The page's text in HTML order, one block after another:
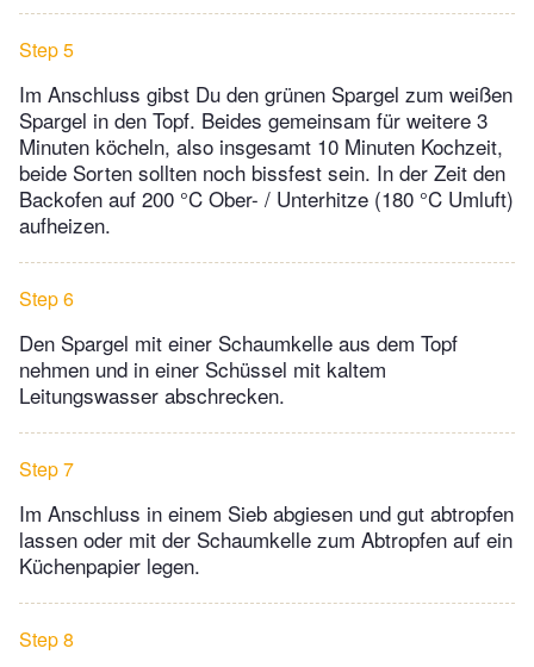
Step 5
Im Anschluss gibst Du den grünen Spargel zum weißen
Spargel in den Topf. Beides gemeinsam für weitere 3
Minuten köcheln, also insgesamt 10 Minuten Kochzeit,
beide Sorten sollten noch bissfest sein. In der Zeit den
Backofen auf 200 °C Ober- / Unterhitze (180 °C Umluft)
aufheizen.
Step 6
Den Spargel mit einer Schaumkelle aus dem Topf
nehmen und in einer Schüssel mit kaltem
Leitungswasser abschrecken.
Step 7
Im Anschluss in einem Sieb abgiesen und gut abtropfen
lassen oder mit der Schaumkelle zum Abtropfen auf ein
Küchenpapier legen.
Step 8